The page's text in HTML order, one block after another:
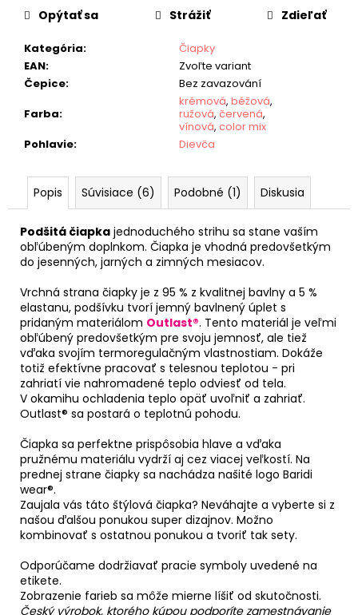
Kategória:
Čiapky
EAN:
Zvoľte variant
Čepice:
Bez zavazování
Farba:
krémová, béžová,
ružová, červená,
vínová, color mix
Pohlavie: Dievča
Opýtať sa Strážiť Zdieľať
Popis Súvisiace (6) Podobné (1) Diskusia
Podšitá čiapka jednoduchého strihu sa stane vaším
obľúbeným doplnkom. Čiapka je vhodná predovšetkým
do jesenných, jarných a zimných mesiacov.
Vrchná strana čiapky je z 95 % z kvalitnej bavlny a 5 %
elastanu, podšívku tvorí jemný bavlnený úplet s
pridaným materiálom Outlast®. Tento materiál je veľmi
obľúbený predovšetkým pre svoju jemnosť, ale tiež
vďaka svojím termoregulačným vlastnostiam. Dokáže
totiž efektívne pracovať s telesnou teplotou - pri
zahriatí vie nahromadené teplo odviesť od tela.
V okamihu ochladenia teplo opäť uvoľniť a zahriať.
Outlast® sa postará o teplotnú pohodu.
Čiapka sa perfektne prispôsobia hlave a vďaka
pružnému materiálu vydrží aj cez viacej veľkostí. Na
prednej strane čiapky sa nachádza našité logo Baridi
wear®.
Zaujala vás táto štýlová čiapka? Neváhajte a vyberte si z
našou ďalšou ponukou super dizajnov. Možno
kombinovať s ostatnou ponukou a tvoriť tak sety.
Odporúčame dodržiavať pracie symboly uvedené na
etikete.
Zobrazenie farieb sa môže mierne líšiť od skutočnosti.
Český výrobok, ktorého kúpou podporíte zamestnávanie